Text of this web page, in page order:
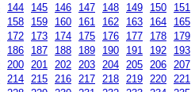
144 145 146 147 148 149 150
151
158 159 160 161 162 163 164
165
172 173 174 175 176 177 178
179
186 187 188 189 190 191 192
193
200 201 202 203 204 205 206
207
214 215 216 217 218 219 220
221